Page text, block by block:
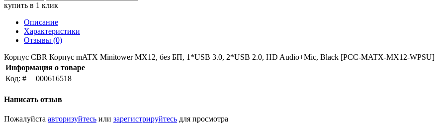
купить в 1 клик
Описание
Характеристики
Отзывы (0)
Корпус CBR Корпус mATX Minitower MX12, без БП, 1*USB 3.0, 2*USB 2.0, HD Audio+Mic, Black [PCC-MATX-MX12-WPSU]
Информация о товаре
Код: #
000616518
Написать отзыв
Пожалуйста авторизуйтесь или зарегистрируйтесь для просмотра